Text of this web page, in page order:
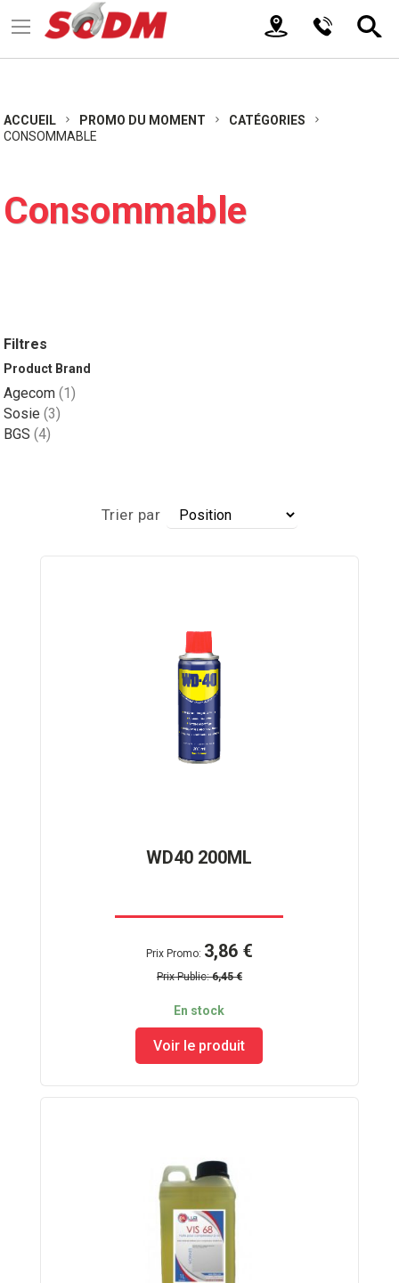
ACCUEIL PROMO DU MOMENT
CATÉGORIES
CONSOMMABLE
Consommable
Trier par
WD40 200ML
Prix Promo 3,86 €
Prix Public 6,45 €
En stock
Voir le produit
Filtres
Product Brand
Agecom 1article
Sosie 3article
BGS 4article